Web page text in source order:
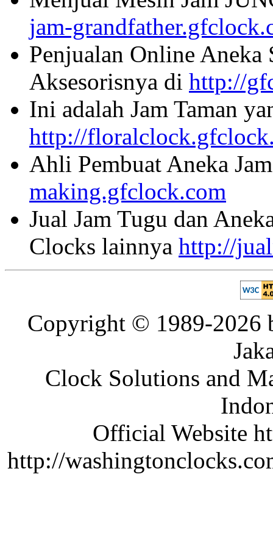
jam-
Penjualan Online Aneka
Aksesorisnya di http://
Ini adalah Jam Taman
http://
Ahli Pembuat Aneka
making.gfclock.com
Jual Jam Tugu dan
Clocks lainnya http://
Copyright © 1989-2026
Clock Solutions and
Official Website
http://